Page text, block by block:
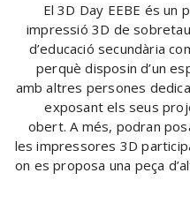
El 3D Day EEBE és un
impressió 3D de
d’educació secundària
perquè disposin d’un
amb altres persones
exposant els seus
obert. A més, podran
les impressores 3D
on es proposa una peça